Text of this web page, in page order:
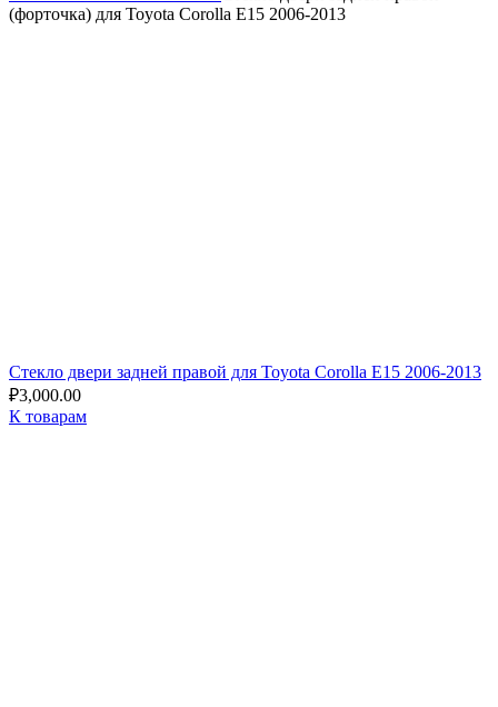
(форточка) для Toyota Corolla E15 2006-2013
Стекло двери задней правой для Toyota Corolla E15 2006-2013
₽3,000.00
К товарам